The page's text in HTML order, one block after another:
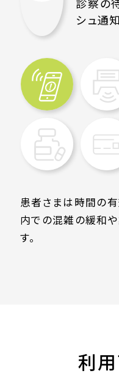
シュ通
患者さまは時間の
内での混雑の緩和
す。
利